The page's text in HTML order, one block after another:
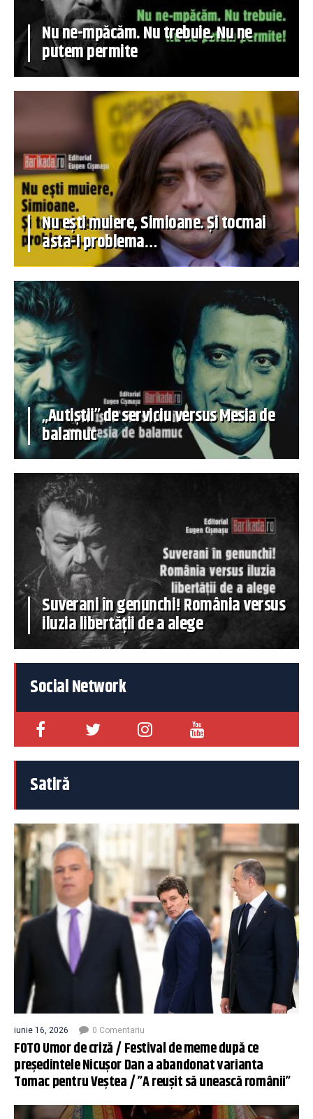
Nu ne-mpăcăm. Nu trebuie. Nu ne
putem permite
Nu ești muiere, Simioane. Și tocmai
asta-i problema…
„Autiștii” de serviciu versus Mesia de
balamuc
Suverani în genunchi! România versus
iluzia libertății de a alege
Social Network
Satiră
iunie 16, 2026 0 Comentariu
FOTO Umor de criză / Festival de meme după ce
președintele Nicușor Dan a abandonat varianta
Tomac pentru Veștea / ”A reușit să unească românii”